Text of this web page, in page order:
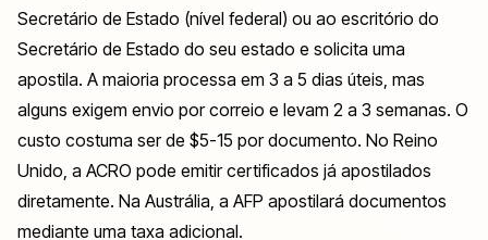
Secretário de Estado (nível federal) ou ao escritório do
Secretário de Estado do seu estado e solicita uma
apostila. A maioria processa em 3 a 5 dias úteis, mas
alguns exigem envio por correio e levam 2 a 3 semanas. O
custo costuma ser de $5-15 por documento. No Reino
Unido, a ACRO pode emitir certificados já apostilados
diretamente. Na Austrália, a AFP apostilará documentos
mediante uma taxa adicional.